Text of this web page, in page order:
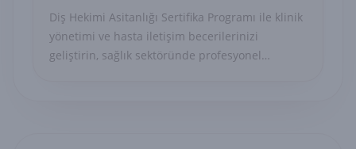
Diş Hekimi Asitanlığı Sertifika Programı ile klinik
yönetimi ve hasta iletişim becerilerinizi
geliştirin, sağlık sektöründe profesyonel